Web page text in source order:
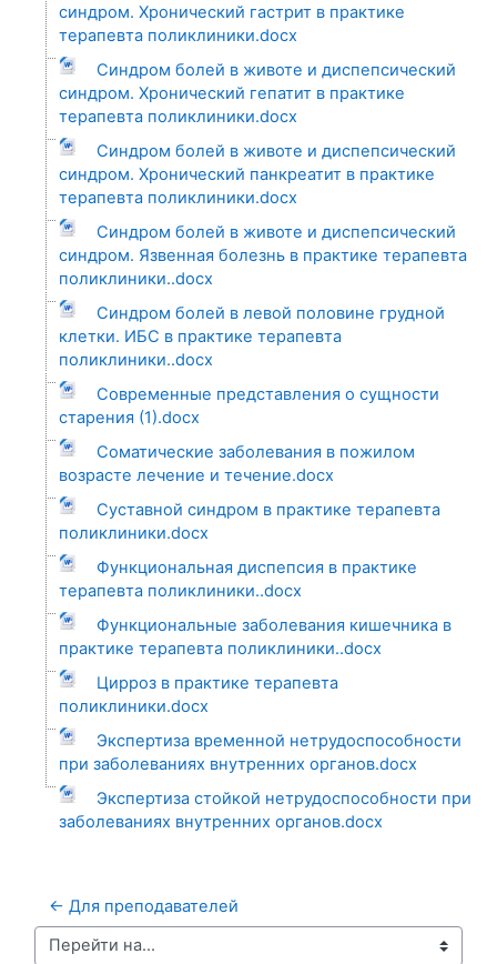
синдром. Хронический гастрит в практике
терапевта поликлиники.docx
Синдром болей в животе и диспепсический
синдром. Хронический гепатит в практике
терапевта поликлиники.docx
Синдром болей в животе и диспепсический
синдром. Хронический панкреатит в практике
терапевта поликлиники.docx
Синдром болей в животе и диспепсический
синдром. Язвенная болезнь в практике терапевта
поликлиники..docx
Синдром болей в левой половине грудной
клетки. ИБС в практике терапевта
поликлиники..docx
Современные представления о сущности
старения (1).docx
Соматические заболевания в пожилом
возрасте лечение и течение.docx
Суставной синдром в практике терапевта
поликлиники.docx
Функциональная диспепсия в практике
терапевта поликлиники..docx
Функциональные заболевания кишечника в
практике терапевта поликлиники..docx
Цирроз в практике терапевта
поликлиники.docx
Экспертиза временной нетрудоспособности
при заболеваниях внутренних органов.docx
Экспертиза стойкой нетрудоспособности при
заболеваниях внутренних органов.docx
← Для преподавателей
Перейти на...